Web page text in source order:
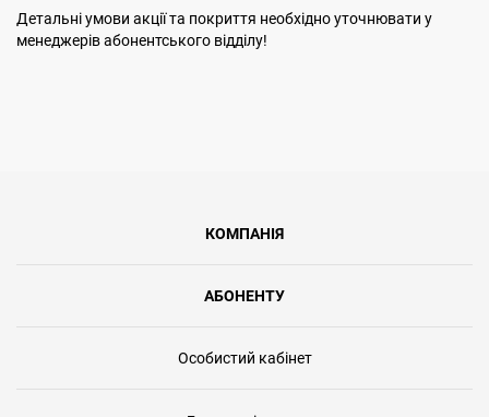
Детальні умови акції та покриття необхідно уточнювати у
менеджерів абонентського відділу!
КОМПАНІЯ
АБОНЕНТУ
Особистий кабінет